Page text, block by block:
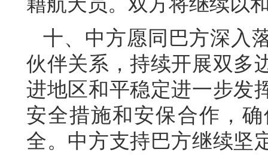
十、中方愿同巴方深入
伙伴关系，持续开展双多
进地区和平稳定进一步发
安全措施和安保合作，
全。中方支持巴方继续坚